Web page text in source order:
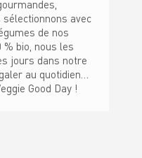
avec
de nos
bio, nous les
jours dans notre
au quotidien…
Good Day !